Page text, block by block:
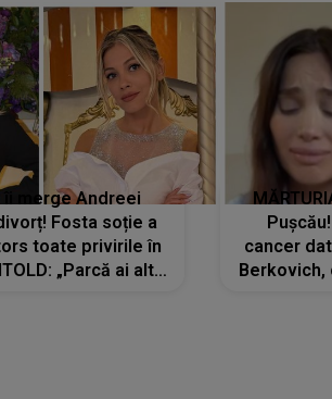
îi merge Andreei
Fosta soție a
toate privirile în
„Parcă ai altă
cancer